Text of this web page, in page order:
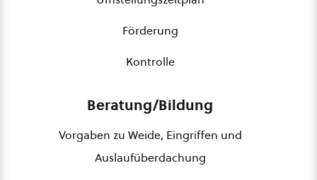
Förderung
Kontrolle
Beratung/Bildung
Vorgaben zu Weide, Eingriffen und
Auslaufüberdachung